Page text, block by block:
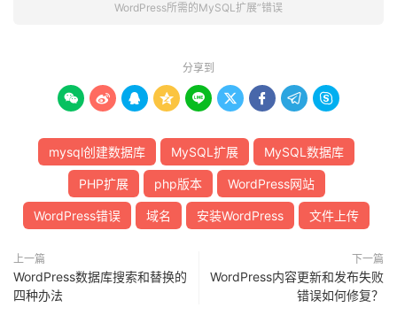
WordPress所需的MySQL扩展”错误
分享到
        
mysql创建数据库 MySQL扩展 MySQL数据库
PHP扩展 php版本 WordPress网站
WordPress错误 域名 安装WordPress 文件上传
上一篇
WordPress数据库搜索和替换的
四种办法
下一篇
WordPress内容更新和发布失败
错误如何修复？